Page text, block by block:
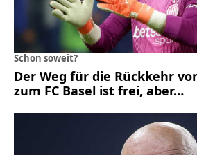
Schon soweit?
Der Weg für die Rückkehr
zum FC Basel ist frei, aber…